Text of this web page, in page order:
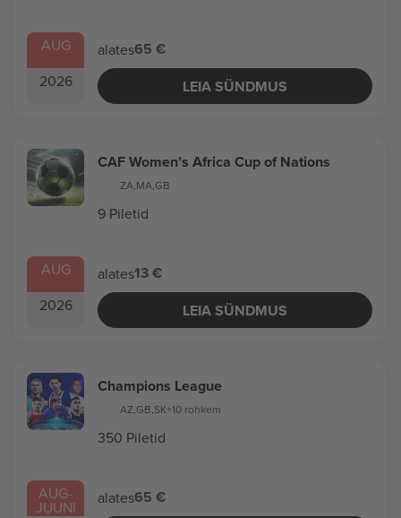
AUG
2026
alates65 €
LEIA SÜNDMUS
AUG
2026
CAF Women’s Africa Cup of Nations
ZA,MA,GB
9 Piletid
alates13 €
LEIA SÜNDMUS
AUG-
JUUNI
Champions League
AZ,GB,SK+10 rohkem
350 Piletid
alates65 €